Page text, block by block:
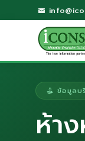
ข้อมูลบ
ห้า